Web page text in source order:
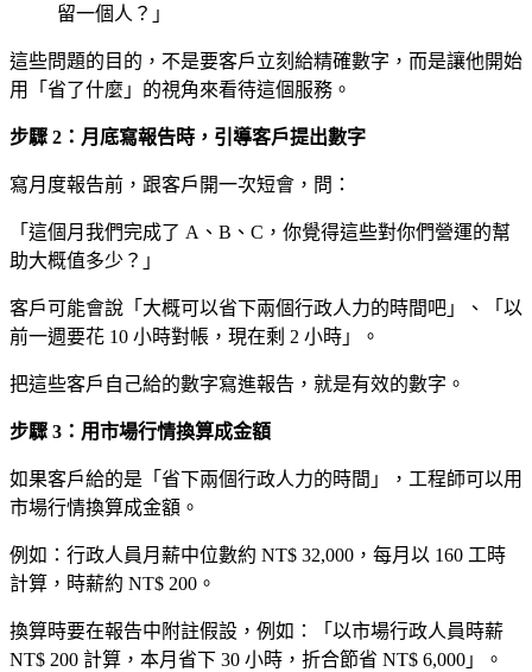
留一個人？」
這些問題的目的，不是要客戶立刻給精確數字，而是讓他開始
用「省了什麼」的視角來看待這個服務。
步驟 2：月底寫報告時，引導客戶提出數字
寫月度報告前，跟客戶開一次短會，問：
「這個月我們完成了 A、B、C，你覺得這些對你們營運的幫
助大概值多少？」
客戶可能會說「大概可以省下兩個行政人力的時間吧」、「以
前一週要花 10 小時對帳，現在剩 2 小時」。
把這些客戶自己給的數字寫進報告，就是有效的數字。
步驟 3：用市場行情換算成金額
如果客戶給的是「省下兩個行政人力的時間」，工程師可以用
市場行情換算成金額。
例如：行政人員月薪中位數約 NT$ 32,000，每月以 160 工時
計算，時薪約 NT$ 200。
換算時要在報告中附註假設，例如：「以市場行政人員時薪
NT$ 200 計算，本月省下 30 小時，折合節省 NT$ 6,000」。